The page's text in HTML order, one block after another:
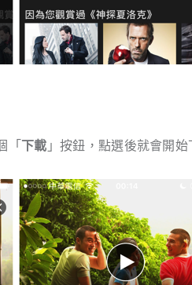
「 下載 」按鈕，點選後就會開始